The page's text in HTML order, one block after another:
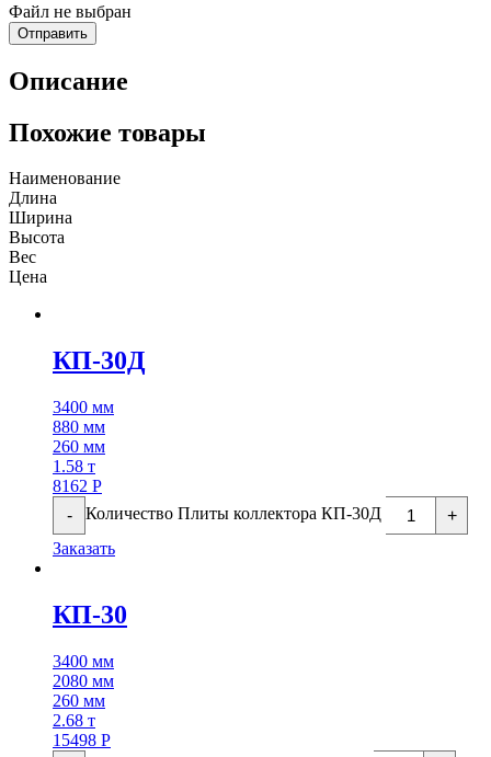
Файл не выбран
Описание
Похожие товары
Наименование
Длина
Ширина
Высота
Вес
Цена
КП-30Д
3400 мм
880 мм
260 мм
1.58 т
8162 Р
-
Количество Плиты коллектора КП-30Д
+
Заказать
КП-30
3400 мм
2080 мм
260 мм
2.68 т
15498 Р